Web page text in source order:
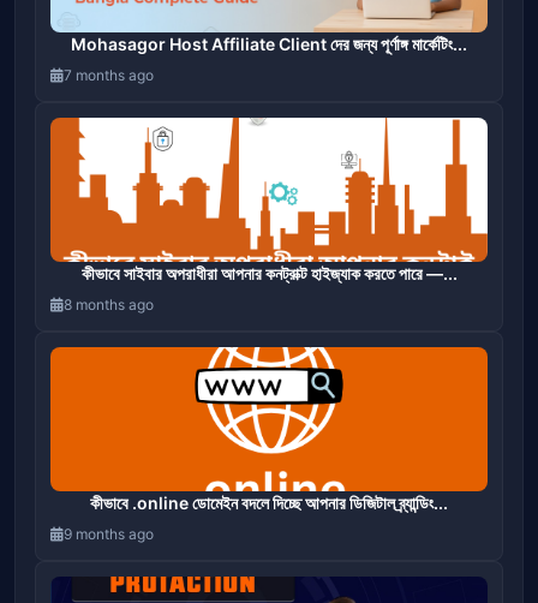
Mohasagor Host Affiliate Client দের জন্য পূর্ণাঙ্গ মার্কেটিং...
7 months ago
কীভাবে সাইবার অপরাধীরা আপনার কনট্রাক্ট হাইজ্যাক করতে পারে —...
8 months ago
কীভাবে .online ডোমেইন বদলে দিচ্ছে আপনার ডিজিটাল ব্র্যান্ডিং...
9 months ago